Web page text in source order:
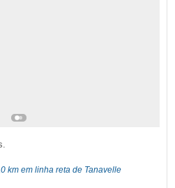
km em linha reta de Tanavelle